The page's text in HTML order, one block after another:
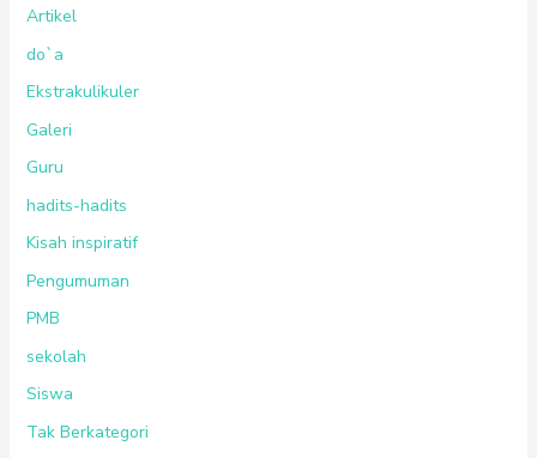
Artikel
do`a
Ekstrakulikuler
Galeri
Guru
hadits-hadits
Kisah inspiratif
Pengumuman
PMB
sekolah
Siswa
Tak Berkategori